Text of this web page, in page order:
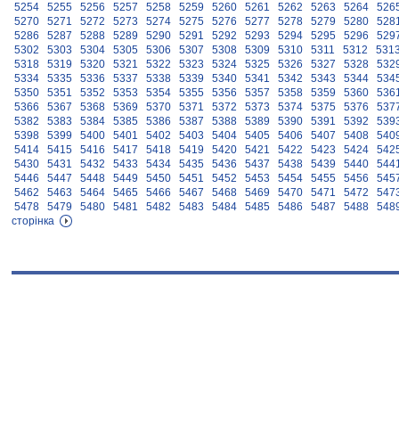
5254
5255 5256 5257 5258 5259 5260 5261 5262 5263 5264
5270
5271 5272 5273 5274 5275 5276 5277 5278 5279 5280
5286
5287 5288 5289 5290 5291 5292 5293 5294 5295 5296
5302
5303 5304 5305 5306 5307 5308 5309 5310 5311 5312
5318
5319 5320 5321 5322 5323 5324 5325 5326 5327 5328
5334
5335 5336 5337 5338 5339 5340 5341 5342 5343 5344
5350
5351 5352 5353 5354 5355 5356 5357 5358 5359 5360
5366
5367 5368 5369 5370 5371 5372 5373 5374 5375 5376
5382
5383 5384 5385 5386 5387 5388 5389 5390 5391 5392
5398
5399 5400 5401 5402 5403 5404 5405 5406 5407 5408
5414
5415 5416 5417 5418 5419 5420 5421 5422 5423 5424
5430
5431 5432 5433 5434 5435 5436 5437 5438 5439 5440
5446
5447 5448 5449 5450 5451 5452 5453 5454 5455 5456
5462
5463 5464 5465 5466 5467 5468 5469 5470 5471 5472
5478
5479 5480 5481 5482 5483 5484 5485 5486 5487 5488
сторінка